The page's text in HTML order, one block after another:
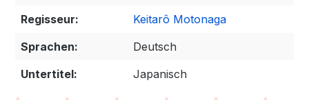
Regisseur:
Keitarô Motonaga
Sprachen:
Deutsch
Untertitel:
Japanisch